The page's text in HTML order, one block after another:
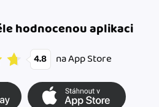
hodnocenou aplikaci
4.8 na App Store